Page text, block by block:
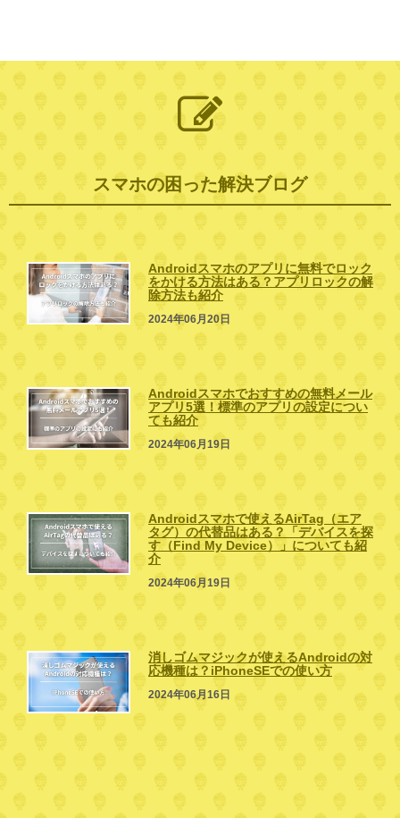
スマホの困った解決ブログ
Androidスマホのアプリに無料でロック
をかける方法はある？アプリロックの解
除方法も紹介
2024年06月20日
Androidスマホでおすすめの無料メール
アプリ5選！標準のアプリの設定につい
ても紹介
2024年06月19日
Androidスマホで使えるAirTag（エア
タグ）の代替品はある？「デバイスを探
す（Find My Device）」についても紹
介
2024年06月19日
消しゴムマジックが使えるAndroidの対
応機種は？iPhoneSEでの使い方
2024年06月16日